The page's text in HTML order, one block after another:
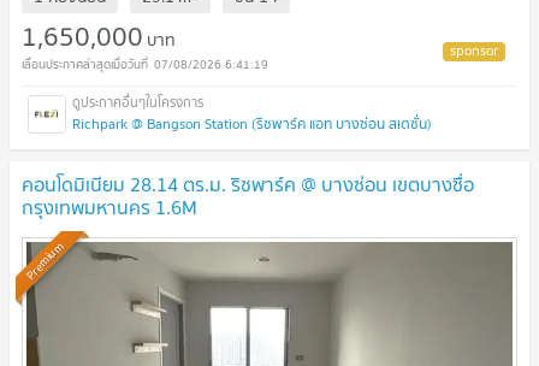
1,650,000 บาท
07/08/2026 6:41:19
Richpark @ Bangson Station (ริชพาร์ค แอท บางซ่อน สเตชั่น)
คอนโดมิเนียม 28.14 ตร.ม. ริชพาร์ค @ บางซ่อน เขตบางซื่อ
กรุงเทพมหานคร 1.6M
Premium